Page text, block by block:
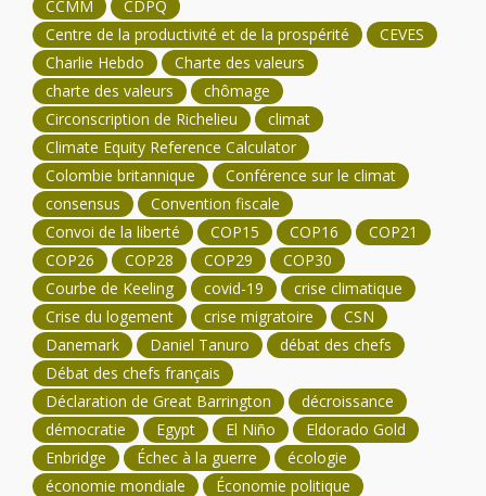
CCMM
CDPQ
Centre de la productivité et de la prospérité
CEVES
Charlie Hebdo
Charte des valeurs
charte des valeurs
chômage
Circonscription de Richelieu
climat
Climate Equity Reference Calculator
Colombie britannique
Conférence sur le climat
consensus
Convention fiscale
Convoi de la liberté
COP15 COP16
COP21
COP26
COP28 COP29
COP30
Courbe de Keeling
covid-19
crise climatique
Crise du logement
crise migratoire
CSN
Danemark
Daniel Tanuro
débat des chefs
Débat des chefs français
Déclaration de Great Barrington
décroissance
démocratie
Egypt El Niño
Eldorado Gold
Enbridge
Échec à la guerre
écologie
économie mondiale
Économie politique